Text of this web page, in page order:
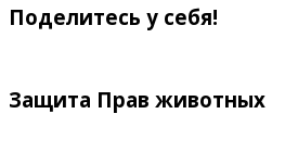
Поделитесь у себя!
Защита Прав животных